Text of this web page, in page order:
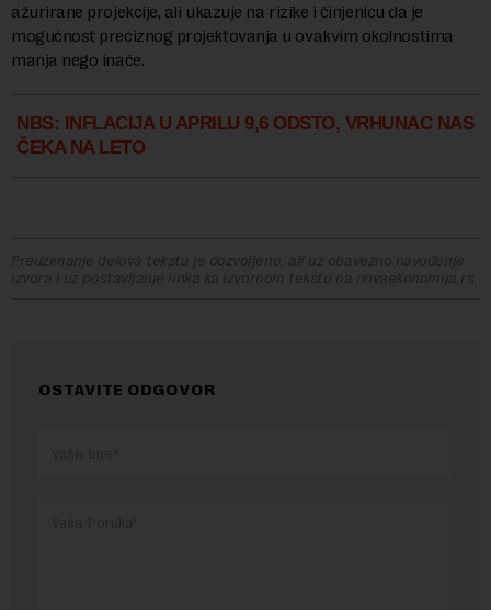
ažurirane projekcije, ali ukazuje na rizike i činjenicu da je
mogućnost preciznog projektovanja u ovakvim okolnostima
manja nego inače.
NBS: INFLACIJA U APRILU 9,6 ODSTO, VRHUNAC NAS
ČEKA NA LETO
Preuzimanje delova teksta je dozvoljeno, ali uz obavezno navođenje
izvora i uz postavljanje linka ka izvornom tekstu na novaekonomija.rs
OSTAVITE ODGOVOR